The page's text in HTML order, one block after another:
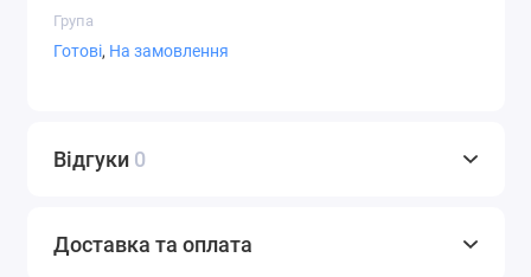
Група
Готові, На замовлення
Відгуки 0
Доставка та оплата